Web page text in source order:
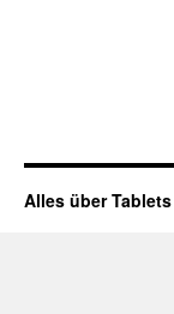
Alles über Tablets